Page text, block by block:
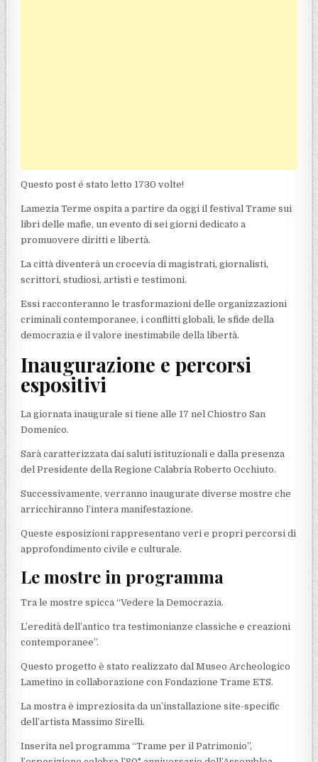
Questo post é stato letto 1730 volte!
Lamezia Terme ospita a partire da oggi il festival Trame sui
libri delle mafie, un evento di sei giorni dedicato a
promuovere diritti e libertà.
La città diventerà un crocevia di magistrati, giornalisti,
scrittori, studiosi, artisti e testimoni.
Essi racconteranno le trasformazioni delle organizzazioni
criminali contemporanee, i conflitti globali, le sfide della
democrazia e il valore inestimabile della libertà.
Inaugurazione e percorsi
espositivi
La giornata inaugurale si tiene alle 17 nel Chiostro San
Domenico.
Sarà caratterizzata dai saluti istituzionali e dalla presenza
del Presidente della Regione Calabria Roberto Occhiuto.
Successivamente, verranno inaugurate diverse mostre che
arricchiranno l’intera manifestazione.
Queste esposizioni rappresentano veri e propri percorsi di
approfondimento civile e culturale.
Le mostre in programma
Tra le mostre spicca “Vedere la Democrazia.
L’eredità dell’antico tra testimonianze classiche e creazioni
contemporanee”.
Questo progetto è stato realizzato dal Museo Archeologico
Lametino in collaborazione con Fondazione Trame ETS.
La mostra è impreziosita da un’installazione site-specific
dell’artista Massimo Sirelli.
Inserita nel programma “Trame per il Patrimonio”,